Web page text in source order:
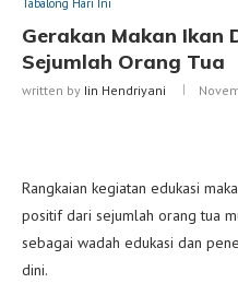
Tabalong Hari Ini
Gerakan Makan Ikan
Sejumlah Orang Tua
written by Iin Hendriyani
Rangkaian kegiatan edukasi
positif dari sejumlah orang tua
sebagai wadah edukasi dan
dini.